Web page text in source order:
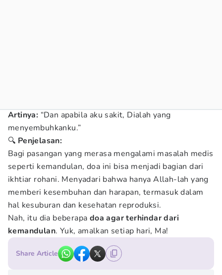
Artinya: “Dan apabila aku sakit, Dialah yang
menyembuhkanku.”
🔍 Penjelasan:
Bagi pasangan yang merasa mengalami masalah medis
seperti kemandulan, doa ini bisa menjadi bagian dari
ikhtiar rohani. Menyadari bahwa hanya Allah-lah yang
memberi kesembuhan dan harapan, termasuk dalam
hal kesuburan dan kesehatan reproduksi.
Nah, itu dia beberapa doa agar terhindar dari
kemandulan. Yuk, amalkan setiap hari, Ma!
Share Article